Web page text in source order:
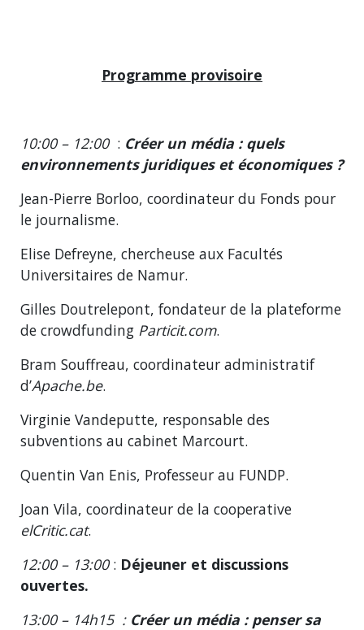
Programme provisoire
10:00 – 12:00 : Créer un média : quels
environnements juridiques et économiques ?
Jean-Pierre Borloo, coordinateur du Fonds pour
le journalisme.
Elise Defreyne, chercheuse aux Facultés
Universitaires de Namur.
Gilles Doutrelepont, fondateur de la plateforme
de crowdfunding Particit.com.
Bram Souffreau, coordinateur administratif
d’Apache.be.
Virginie Vandeputte, responsable des
subventions au cabinet Marcourt.
Quentin Van Enis, Professeur au FUNDP.
Joan Vila, coordinateur de la cooperative
elCritic.cat.
12:00 – 13:00: Déjeuner et discussions
ouvertes.
13:00 – 14h15 : Créer un média : penser sa